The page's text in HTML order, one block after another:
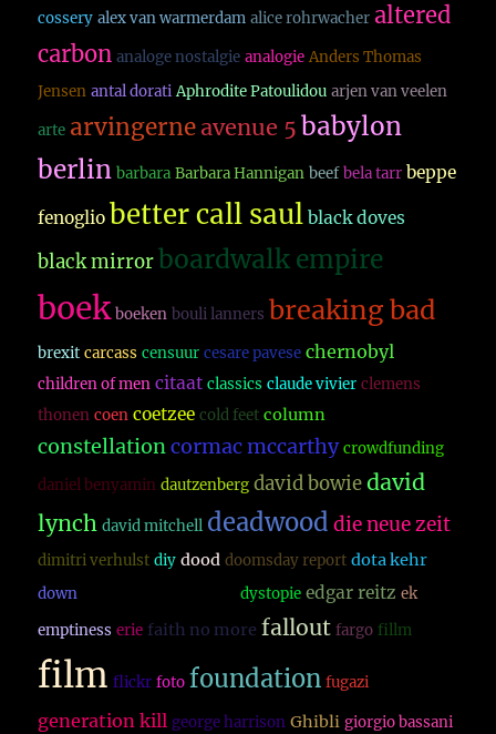
cossery alex van warmerdam alice rohrwacher altered
carbon analoge nostalgie analogie Anders Thomas
Jensen antal dorati Aphrodite Patoulidou arjen van veelen
arte arvingerne avenue 5 babylon
berlin barbara Barbara Hannigan beef bela tarr beppe
fenoglio better call saul black doves
black mirror boardwalk empire
boek boeken bouli lanners breaking bad
brexit carcass censuur cesare pavese chernobyl
children of men citaat classics claude vivier clemens
thonen coen coetzee cold feet column
constellationcormac mccarthy crowdfunding
daniel benyamin dautzenberg david bowie david
lynch david mitchell deadwood die neue zeit
dimitri verhulst diy dood doomsday report dota kehr
down dystopie edgar reitz ek
emptiness erie faith no more fallout fargo fillm
film flickr foto foundation fugazi
generation kill george harrison Ghibli giorgio bassani